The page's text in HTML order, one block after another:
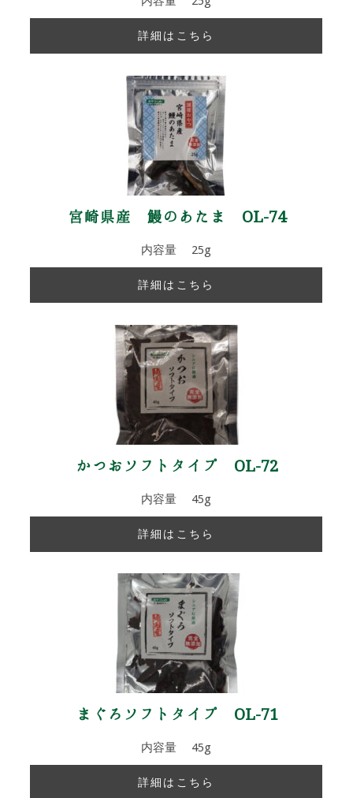
詳細はこちら
宮崎県産 鰻のあたま OL-74
内容量 25g
詳細はこちら
かつおソフトタイプ OL-72
内容量 45g
詳細はこちら
まぐろソフトタイプ OL-71
内容量 45g
詳細はこちら